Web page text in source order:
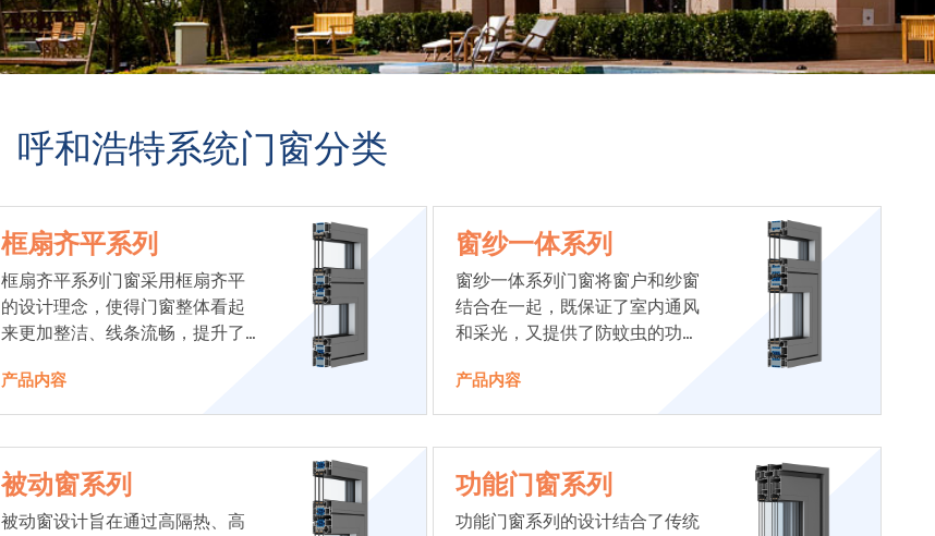
呼和浩特系统门窗分类
框扇齐平系列
框扇齐平系列门窗采用框扇齐平
的设计理念，使得门窗整体看起
来更加整洁、线条流畅，提升了
产品内容
窗纱一体系列
窗纱一体系列门窗将窗户和纱窗
结合在一起，既保证了室内通风
和采光，又提供了防蚊虫的功
产品内容
被动窗系列
被动窗设计旨在通过高隔热、高
功能门窗系列
功能门窗系列的设计结合了传统